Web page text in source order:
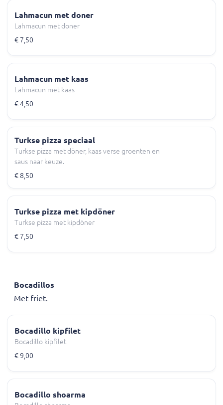
Lahmacun met doner
Lahmacun met doner
€ 7,50
Lahmacun met kaas
Lahmacun met kaas
€ 4,50
Turkse pizza speciaal
Turkse pizza met döner, kaas verse groenten en
saus naar keuze.
€ 8,50
Turkse pizza met kipdöner
Turkse pizza met kipdöner
€ 7,50
Bocadillos
Met friet.
Bocadillo kipfilet
Bocadillo kipfilet
€ 9,00
Bocadillo shoarma